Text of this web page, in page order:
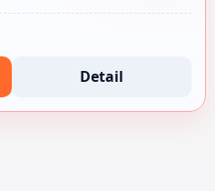
Detail